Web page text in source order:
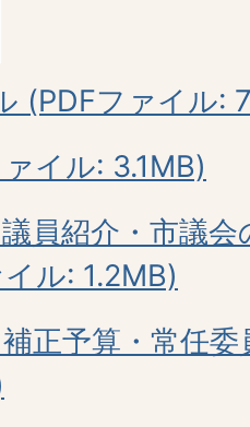
(PDFファイル:
イル: 3.1MB)
員紹介・市議
ル: 1.2MB)
正予算・常任